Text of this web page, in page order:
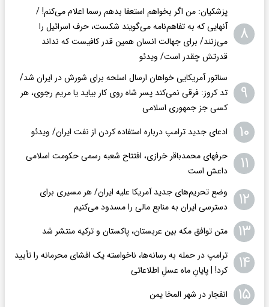
۸
پزشکیان: من اگر بخواهم استعفا بدهم رسما اعلام می‌کنم! /
آنهایی که به تفاهم‌نامه می‌گویند شکست، حرف اسرائیل را
می‌زنند/ برای جهالت انسان همین قدر کافیست که نداند
قدرتش چقدر است/ ویدئو
۹
سناتور آمریکایی خواهان ارسال اسلحه برای شورش در ایران شد/
تد کروز: فرقی نمی‌کند پسر شاه روی کار بیاید یا مریم رجوی، هر
کسی جز جمهوری اسلامی
۱۰ ادعای جدید ترامپ درباره استفاده کردن از نفت ایران/ ویدئو
۱۱
حرفهای محمدباقر خرازی، افتتاح شعبه رسمی حکومت اسلامی
داعش است
۱۲
وضع تحریم‌های جدید آمریکا علیه ایران/ هر مسیری برای
دسترسی ایران به منابع مالی را مسدود می‌کنیم
۱۳ متن توافق مکه بین عربستان، پاکستان و ترکیه منتشر شد
۱۴
ترامپ در حمله‌ به رسانه‌ها، ناخواسته یک افشای محرمانه را تأیید
کرد! |‌ پایانِ ماه عسلِ اطلاعاتی
۱۵ انفجار در شهر المخا یمن